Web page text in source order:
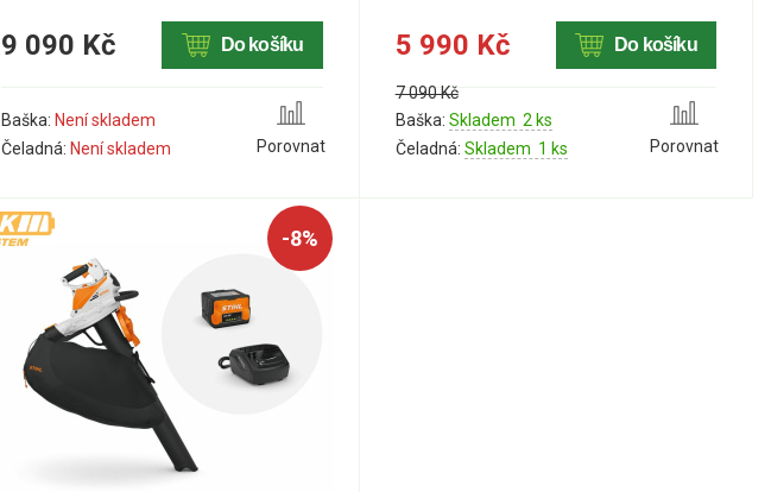
9 090 Kč Do košíku
Baška: Není skladem
Čeladná: Není skladem Porovnat
5 990 Kč
7 090 Kč
Do košíku
Baška: Skladem 2 ks
Čeladná: Skladem 1 ks Porovnat
-8%